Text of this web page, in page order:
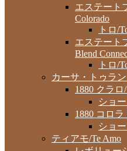
エステート
Colorado
トロ/
エステート
Blend
トロ/
カーサ・トゥラン
1880 クラロ
ショ
1880 コロラ
ショ
ティアモ/Te Amo